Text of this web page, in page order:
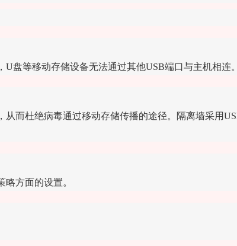
盘等移动存储设备无法通过其他USB端口与主机相连
而杜绝病毒通过移动存储传播的途径。隔离墙采用
方面的设置。